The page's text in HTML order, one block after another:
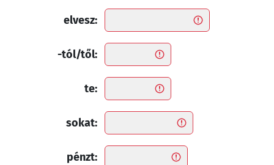
elvesz:
-tól/től:
te:
sokat:
pénzt: